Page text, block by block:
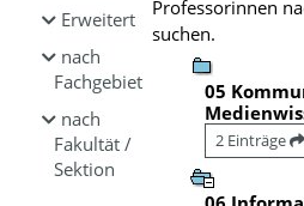
Erweitert
nach
Fachgebiet
nach
Fakultät /
Sektion
Professorinnen
suchen.
05
2 Einträge